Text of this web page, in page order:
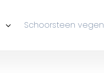
Schoorsteen vegen